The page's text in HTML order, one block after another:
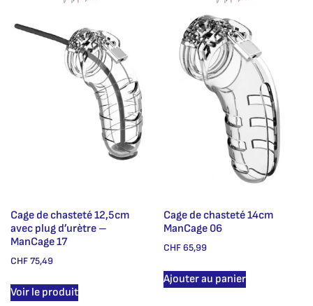
Cage de chasteté 12,5cm
avec plug d’urètre –
ManCage 17
CHF75,49
Voir le produit
Cage de chasteté 14cm
ManCage 06
CHF65,99
Ajouter au panier